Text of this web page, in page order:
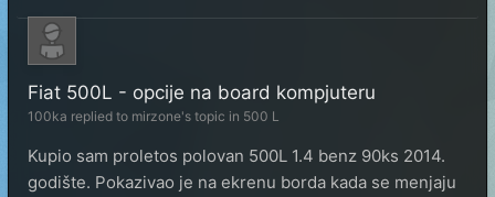
Fiat 500L - opcije na board kompjuteru
100ka replied to mirzone's topic in 500 L
Kupio sam proletos polovan 500L 1.4 benz 90ks 2014.
godište. Pokazivao je na ekrenu borda kada se menjaju